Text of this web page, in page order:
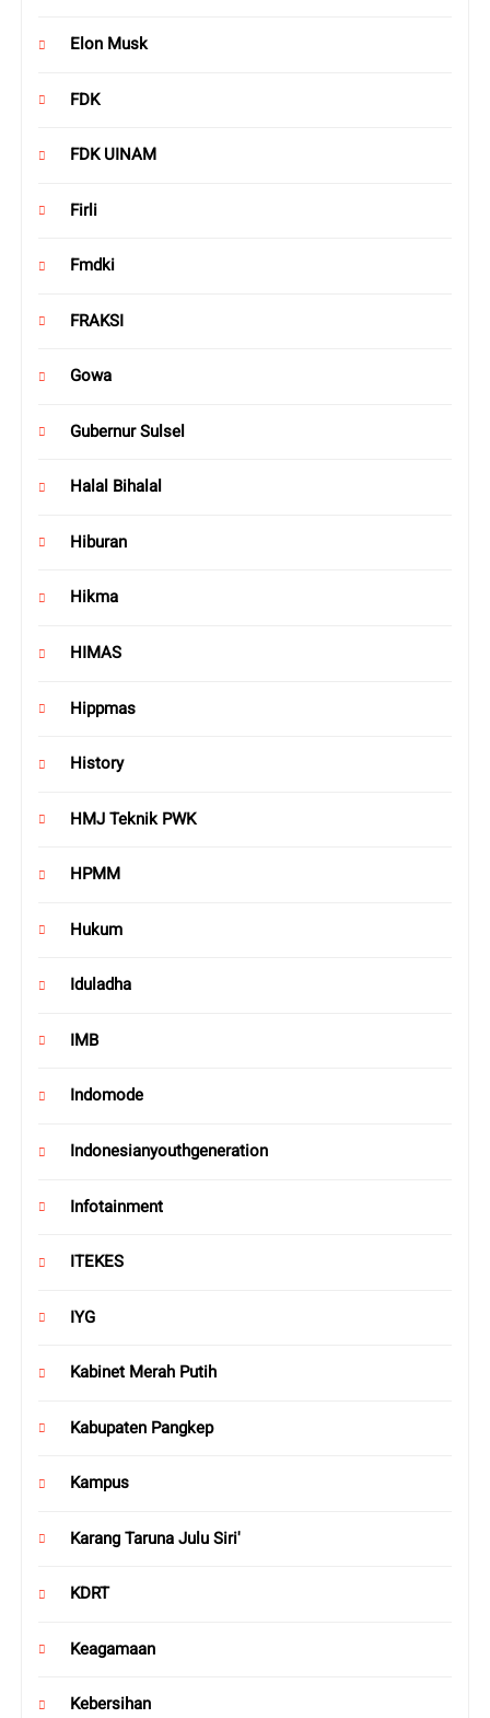
Elon Musk
FDK
FDK UINAM
Firli
Fmdki
FRAKSI
Gowa
Gubernur Sulsel
Halal Bihalal
Hiburan
Hikma
HIMAS
Hippmas
History
HMJ Teknik PWK
HPMM
Hukum
Iduladha
IMB
Indomode
Indonesianyouthgeneration
Infotainment
ITEKES
IYG
Kabinet Merah Putih
Kabupaten Pangkep
Kampus
Karang Taruna Julu Siri'
KDRT
Keagamaan
Kebersihan